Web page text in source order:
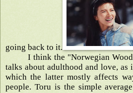
going back to it.
I think the "Norwegian
talks about adulthood and love, as
which the latter mostly affects
people. Toru is the simple